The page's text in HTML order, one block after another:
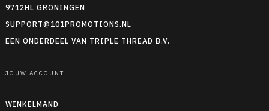
9712HL GRONINGEN
SUPPORT@101PROMOTIONS.NL
EEN ONDERDEEL VAN TRIPLE THREAD B.V.
JOUW ACCOUNT
WINKELMAND